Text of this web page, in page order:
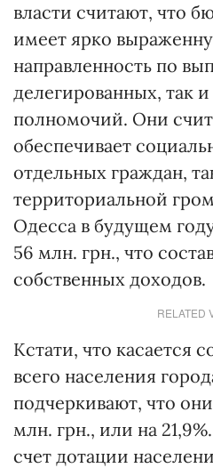
власти считают, что
имеет ярко
направленность по
делегированных, так
полномочий. Они
обеспечивает
отдельных граждан,
территориальной
Одесса в будущем
56 млн. грн., что
собственных доходов.
RELATED
Кстати, что касается
всего населения
подчеркивают, что
млн. грн., или на
счет дотации